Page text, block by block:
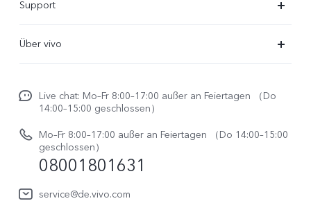
Support
Service Center
IMEI-Authentifizierung
Reparaturerfassung
System Verbesserung
Benutzerhandbuch
Über vivo
Impressum
Rechtliche Hinweise
vivo Datenschutzcenter
Live chat: Mo–Fr 8:00–17:00 außer an Feiertagen （Do
14:00–15:00 geschlossen）
Mo–Fr 8:00–17:00 außer an Feiertagen （Do 14:00–15:00
geschlossen）
08001801631
service@de.vivo.com